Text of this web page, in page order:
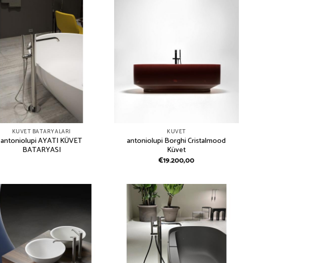
KÜVET BATARYALARI
antoniolupi AYATI KÜVET
BATARYASI
KUVET
antoniolupi Borghi Cristalmood
Küvet
€19.200,00